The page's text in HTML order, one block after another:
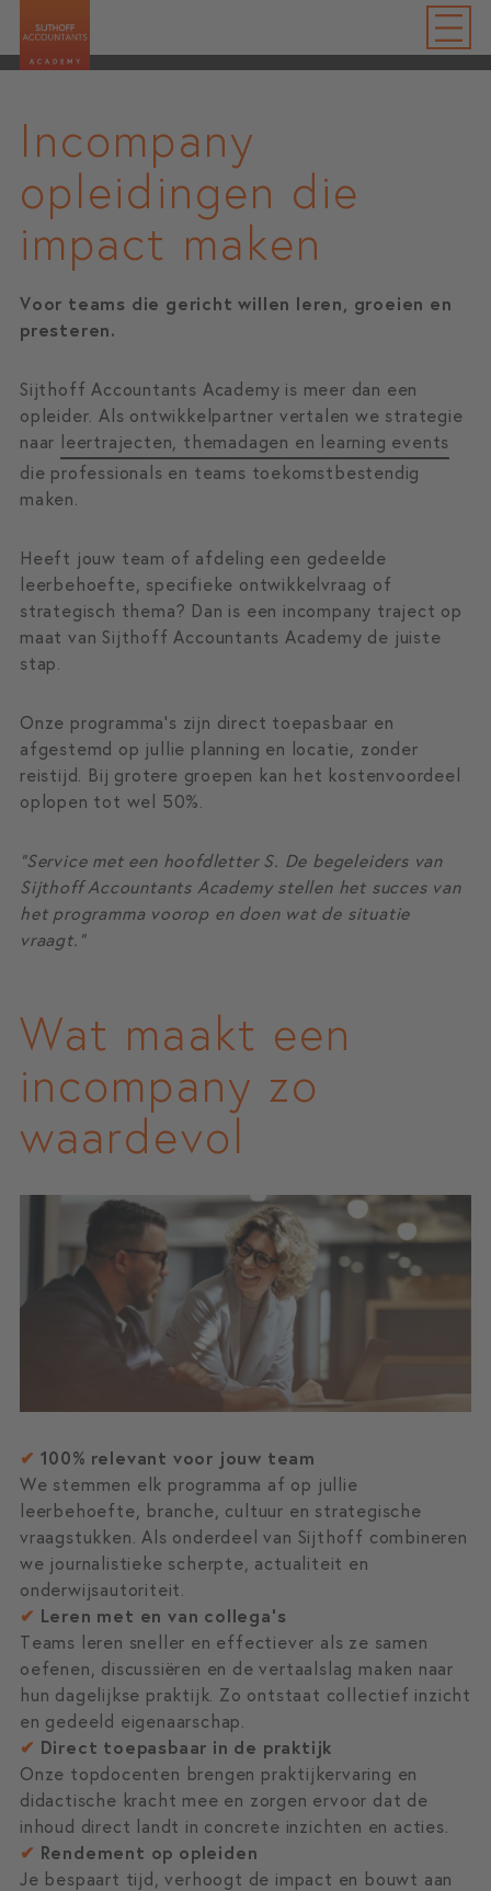
Incompany
opleidingen die
impact maken
Voor teams die gericht willen leren, groeien en
presteren.
Sijthoff Accountants Academy is meer dan een
opleider. Als ontwikkelpartner vertalen we strategie
naar leertrajecten, themadagen en learning events
die professionals en teams toekomstbestendig
maken.
Heeft jouw team of afdeling een gedeelde
leerbehoefte, specifieke ontwikkelvraag of
strategisch thema? Dan is een incompany traject op
maat van Sijthoff Accountants Academy de juiste
stap.
Onze programma’s zijn direct toepasbaar en
afgestemd op jullie planning en locatie, zonder
reistijd. Bij grotere groepen kan het kostenvoordeel
oplopen tot wel 50%.
“Service met een hoofdletter S. De begeleiders van
Sijthoff Accountants Academy stellen het succes van
het programma voorop en doen wat de situatie
vraagt.”
Wat maakt een
incompany zo
waardevol
✔ 100% relevant voor jouw team
We stemmen elk programma af op jullie
leerbehoefte, branche, cultuur en strategische
vraagstukken. Als onderdeel van Sijthoff combineren
we journalistieke scherpte, actualiteit en
onderwijsautoriteit.
✔ Leren met en van collega’s
Teams leren sneller en effectiever als ze samen
oefenen, discussiëren en de vertaalslag maken naar
hun dagelijkse praktijk. Zo ontstaat collectief inzicht
en gedeeld eigenaarschap.
✔ Direct toepasbaar in de praktijk
Onze topdocenten brengen praktijkervaring en
didactische kracht mee en zorgen ervoor dat de
inhoud direct landt in concrete inzichten en acties.
✔ Rendement op opleiden
Je bespaart tijd, verhoogt de impact en bouwt aan